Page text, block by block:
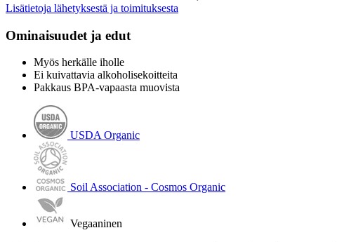
Lisätietoja lähetyksestä ja toimituksesta
Ominaisuudet ja edut
Myös herkälle iholle
Ei kuivattavia alkoholisekoitteita
Pakkaus BPA-vapaasta muovista
USDA Organic
Soil Association - Cosmos Organic
Vegaaninen